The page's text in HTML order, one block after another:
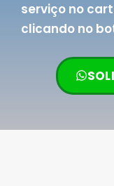
serviço no
clicando no